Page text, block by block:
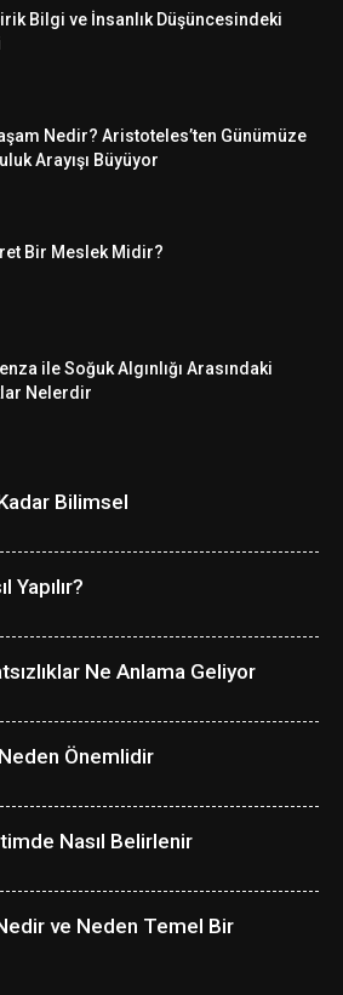
Bilgi ve İnsanlık Düşüncesindeki
Nedir? Aristoteles’ten Günümüze
Arayışı Büyüyor
Bir Meslek Midir?
ile Soğuk Algınlığı Arasındaki
Nelerdir
Bilimsel
Yapılır?
Ne Anlama Geliyor
Önemlidir
Nasıl Belirlenir
ve Neden Temel Bir